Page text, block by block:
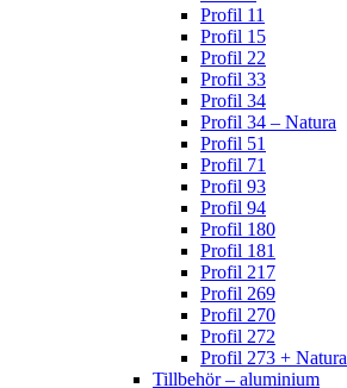
Profil 11
Profil 15
Profil 22
Profil 33
Profil 34
Profil 34 – Natura
Profil 51
Profil 71
Profil 93
Profil 94
Profil 180
Profil 181
Profil 217
Profil 269
Profil 270
Profil 272
Profil 273 + Natura
Tillbehör – aluminium